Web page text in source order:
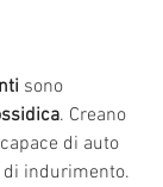
sono
. Creano
di auto
indurimento.